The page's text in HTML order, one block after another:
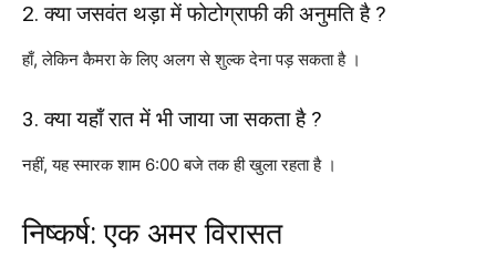
2. क्या जसवंत थड़ा में फोटोग्राफी की अनुमति है ?
हाँ, लेकिन कैमरा के लिए अलग से शुल्क देना पड़ सकता है ।
3. क्या यहाँ रात में भी जाया जा सकता है ?
नहीं, यह स्मारक शाम 6:00 बजे तक ही खुला रहता है ।
निष्कर्ष: एक अमर विरासत